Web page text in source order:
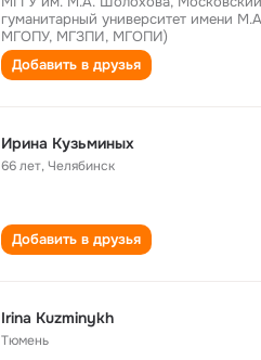
гуманитарный университет имени
МГОПУ, МГЗПИ, МГОПИ)
Добавить в друзья
Ирина Кузьминых
66 лет,Челябинск
Добавить в друзья
Irina Kuzminykh
Тюмень